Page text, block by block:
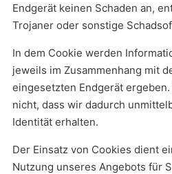
Endgerät keinen Schaden an,
Trojaner oder sonstige
In dem Cookie werden
jeweils im Zusammenhang mit
eingesetzten Endgerät
nicht, dass wir dadurch
Identität erhalten.
Der Einsatz von Cookies dient
Nutzung unseres Angebots für